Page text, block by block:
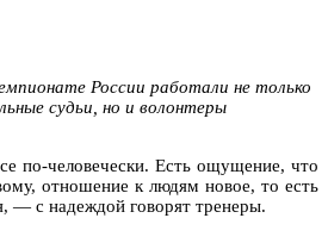
России работали не только
судьи, но и волонтеры
по-человечески. Есть ощущение, что
отношение к людям новое, то есть
— с надеждой говорят тренеры.